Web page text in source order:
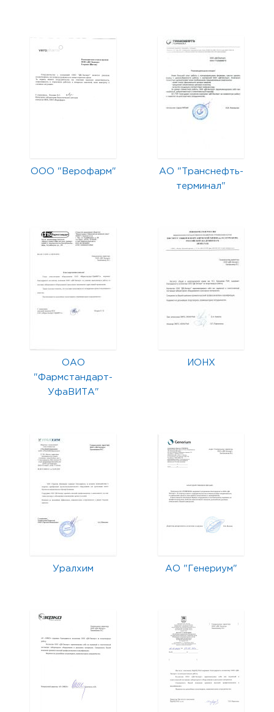
ООО "Верофарм"
АО "Транснефть-
терминал"
ОАО
"Фармстандарт-
УфаВИТА"
ИОНХ
Уралхим АО "Генериум"